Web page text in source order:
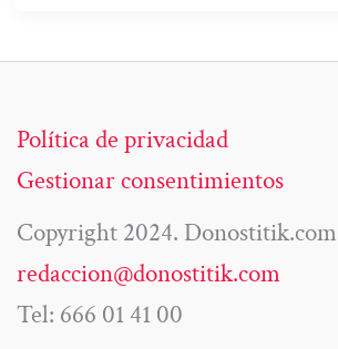
Política de privacidad
Gestionar consentimientos
Copyright 2024. Donostitik.com
redaccion@donostitik.com
Tel: 666 01 41 00